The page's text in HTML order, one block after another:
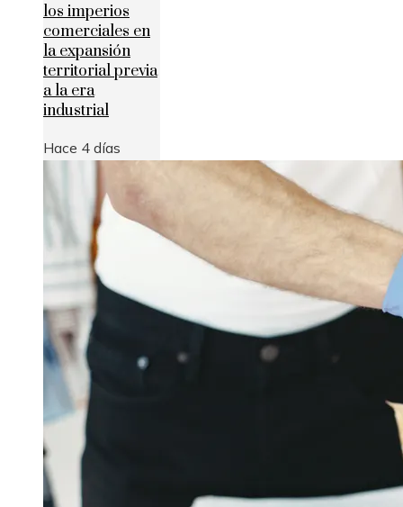
los imperios
comerciales en
la expansión
territorial previa
a la era
industrial
Hace 4 días